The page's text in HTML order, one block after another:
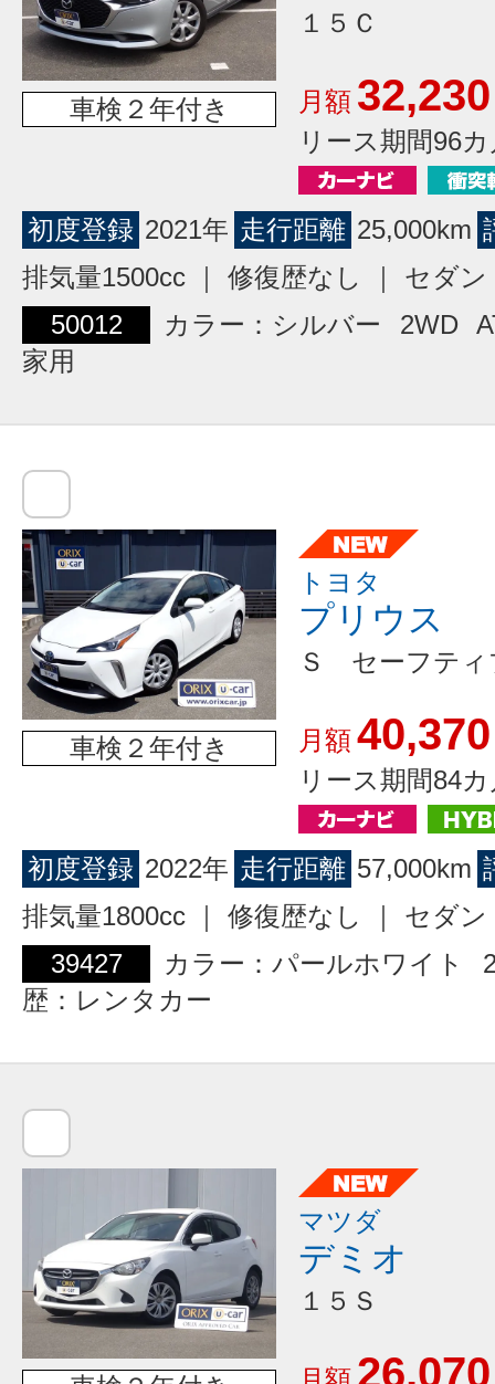
車検２年付き
１５Ｃ
月額 32,230
リース期間96
初度登録 2021年 走行距離 25,000km
排気量1500cc ｜ 修復歴なし ｜ セダン
50012
カラー：シルバー 2WD
家用
車検２年付き
トヨタ
プリウス
Ｓ セーフティ
月額40,370
リース期間84
初度登録 2022年 走行距離 57,000km
排気量1800cc ｜ 修復歴なし ｜ セダン
39427
カラー：パールホワイト
歴：レンタカー
マツダ
デミオ
１５Ｓ
26,070